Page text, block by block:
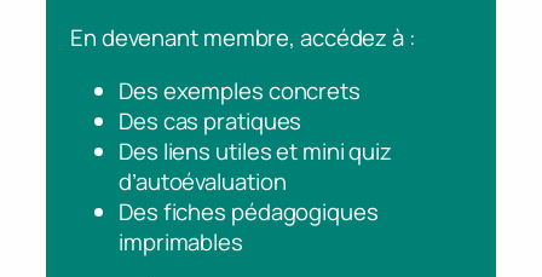
En devenant membre, accédez à :
Des exemples concrets
Des cas pratiques
Des liens utiles et mini quiz
d’autoévaluation
Des fiches pédagogiques
imprimables